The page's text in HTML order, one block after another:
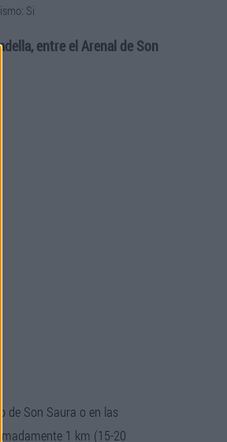
Si
entre el Arenal de Son
de Son Saura o en las
1 km (15-20